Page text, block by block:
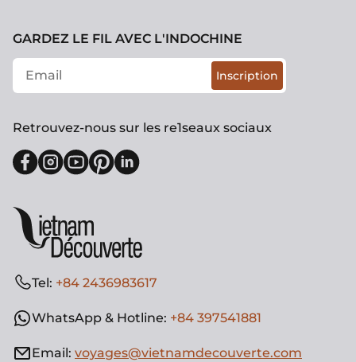
Tel: +84 2436983617
WhatsApp & Hotline: +84 397541881
Email: voyages@vietnamdecouverte.com
GARDEZ LE FIL AVEC L'INDOCHINE
Inscription
Retrouvez-nous sur les re1seaux sociaux